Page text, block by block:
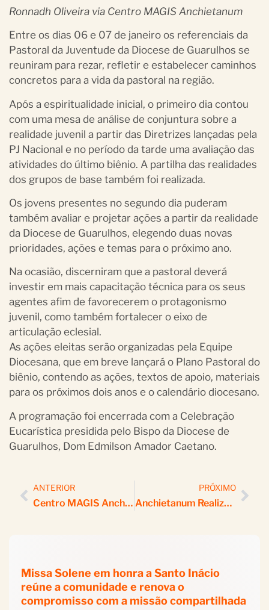
Ronnadh Oliveira via Centro MAGIS Anchietanum
Entre os dias 06 e 07 de janeiro os referenciais da
Pastoral da Juventude da Diocese de Guarulhos se
reuniram para rezar, refletir e estabelecer caminhos
concretos para a vida da pastoral na região.
Após a espiritualidade inicial, o primeiro dia contou
com uma mesa de análise de conjuntura sobre a
realidade juvenil a partir das Diretrizes lançadas pela
PJ Nacional e no período da tarde uma avaliação das
atividades do último biênio. A partilha das realidades
dos grupos de base também foi realizada.
Os jovens presentes no segundo dia puderam
também avaliar e projetar ações a partir da realidade
da Diocese de Guarulhos, elegendo duas novas
prioridades, ações e temas para o próximo ano.
Na ocasião, discerniram que a pastoral deverá
investir em mais capacitação técnica para os seus
agentes afim de favorecerem o protagonismo
juvenil, como também fortalecer o eixo de
articulação eclesial.
As ações eleitas serão organizadas pela Equipe
Diocesana, que em breve lançará o Plano Pastoral do
biênio, contendo as ações, textos de apoio, materiais
para os próximos dois anos e o calendário diocesano.
A programação foi encerrada com a Celebração
Eucarística presidida pelo Bispo da Diocese de
Guarulhos, Dom Edmilson Amador Caetano.
ANTERIOR
Centro MAGIS Anchietanum Celebra 70 Anos De Acompanhamento Das Juventudes
PRÓXIMO
Anchietanum Realiza Lucernário Como Abertura De Voluntariado Jovem 2024
Missa Solene em honra a Santo Inácio
reúne a comunidade e renova o
compromisso com a missão compartilhada